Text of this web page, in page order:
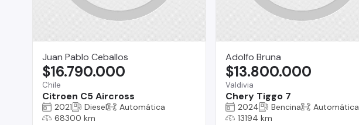
Juan Pablo Ceballos
Chile
Citroen C5 Aircross
$16.790.000
2021 Diesel
Automática
68300 km
Adolfo Bruna
Valdivia
Chery Tiggo 7
$13.800.000
2024 Bencina
Automática
13194 km